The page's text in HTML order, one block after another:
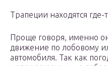
Трапеции находятся где-
Проще говоря, именно
движение по лобовому
автомобиля. Так как